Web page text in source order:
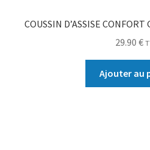
COUSSIN D’ASSISE
29.90 €
Ajouter au